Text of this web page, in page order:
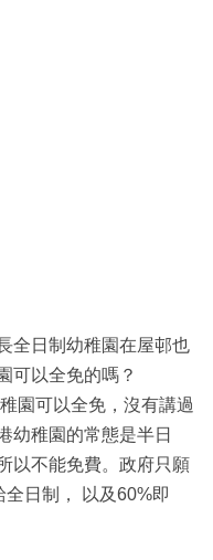
全日制幼稚園在屋邨也
可以全免的嗎？
園可以全免，沒有講過
幼稚園的常態是半日
以不能免費。政府只願
日制， 以及60%即